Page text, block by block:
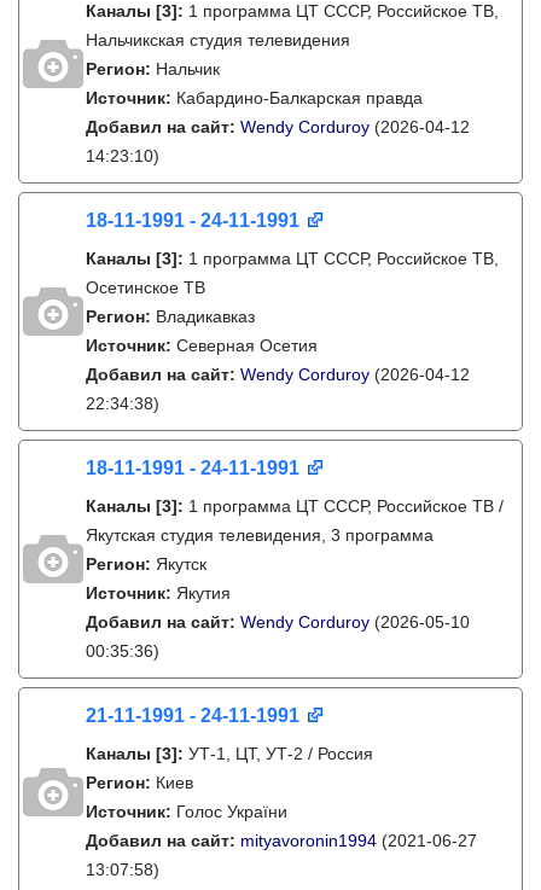
Каналы [3]: 1 программа ЦТ СССР, Российское ТВ,
Нальчикская студия телевидения
Регион: Нальчик
Источник: Кабардино-Балкарская правда
Добавил на сайт: Wendy Corduroy (2026-04-12
14:23:10)
18-11-1991 - 24-11-1991
Каналы [3]: 1 программа ЦТ СССР, Российское ТВ,
Осетинское ТВ
Регион: Владикавказ
Источник: Северная Осетия
Добавил на сайт: Wendy Corduroy (2026-04-12
22:34:38)
18-11-1991 - 24-11-1991
Каналы [3]: 1 программа ЦТ СССР, Российское ТВ /
Якутская студия телевидения, 3 программа
Регион: Якутск
Источник: Якутия
Добавил на сайт: Wendy Corduroy (2026-05-10
00:35:36)
21-11-1991 - 24-11-1991
Каналы [3]: УТ-1, ЦТ, УТ-2 / Россия
Регион: Киев
Источник: Голос України
Добавил на сайт: mityavoronin1994 (2021-06-27
13:07:58)